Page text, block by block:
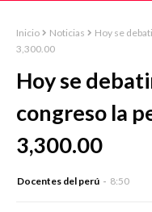
Inicio Noticias
Hoy se
3,300.00
Hoy se
congreso la
3,300.00
Docentes del perú 8:50